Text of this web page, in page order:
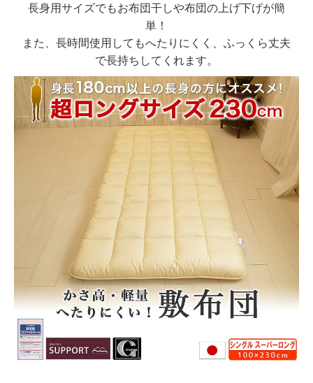
長身用サイズでもお布団干しや布団の上げ下げが簡
単！
また、長時間使用してもへたりにくく、ふっくら丈夫
で長持ちしてくれます。